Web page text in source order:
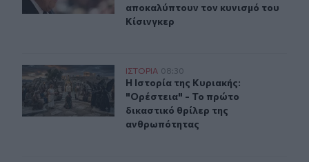
αποκαλύπτουν τον κυνισμό του
Κίσινγκερ
Η Ιστορία της Κυριακής: "Ορέστεια" - Το πρώτο
ΙΣΤΟΡΙΑ 08:30
Η Ιστορία της Κυριακής:
Η Ιστορία της Κυριακής:
"Ορέστεια" - Το πρώτο
δικαστικό θρίλερ της
ανθρωπότητας